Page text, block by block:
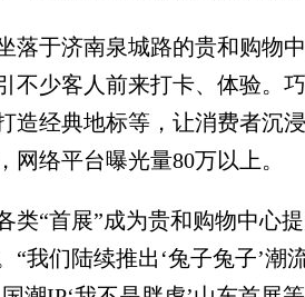
于济南泉城路的贵和购物
不少客人前来打卡、体验。
造经典地标等，让消费者沉
网络平台曝光量80万以上。
“首展”成为贵和购物中心提
“我们陆续推出‘兔子兔子’潮